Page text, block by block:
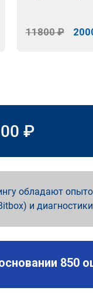
11800 ₽
₽
обладают
и
850